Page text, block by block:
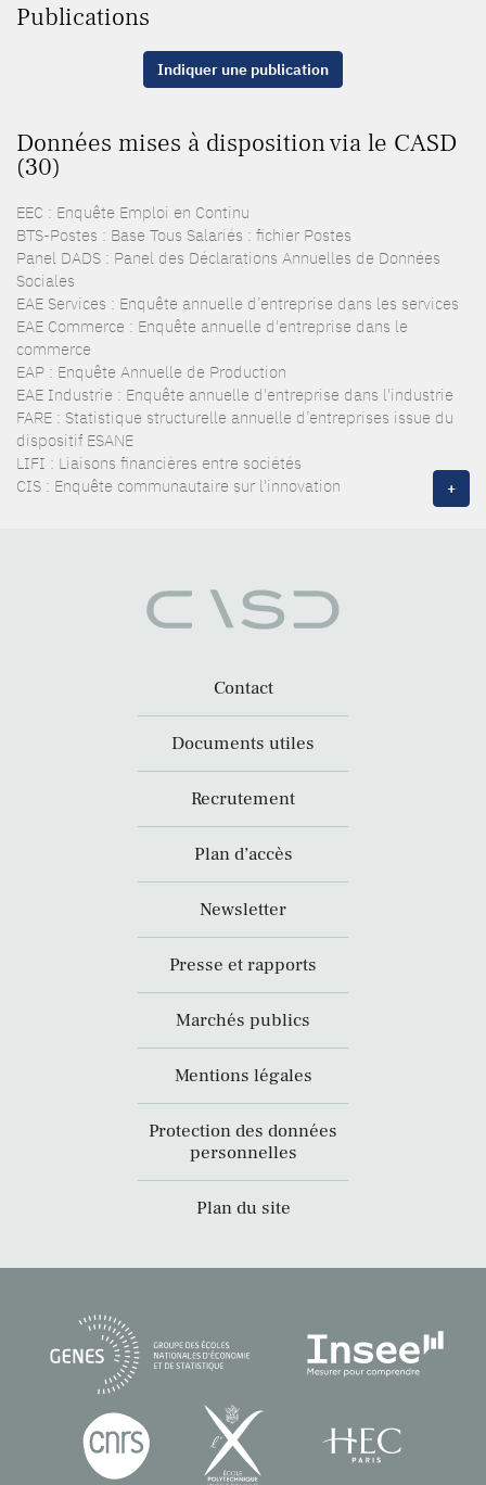
Publications
Indiquer une publication
Données mises à disposition via le CASD
(30)
EEC : Enquête Emploi en Continu
BTS-Postes : Base Tous Salariés : fichier Postes
Panel DADS : Panel des Déclarations Annuelles de Données
Sociales
EAE Services : Enquête annuelle d’entreprise dans les services
EAE Commerce : Enquête annuelle d'entreprise dans le
commerce
EAP : Enquête Annuelle de Production
EAE Industrie : Enquête annuelle d'entreprise dans l'industrie
FARE : Statistique structurelle annuelle d’entreprises issue du
dispositif ESANE
LIFI : Liaisons financières entre sociétés
CIS : Enquête communautaire sur l'innovation
+
Contact
Documents utiles
Recrutement
Plan d’accès
Newsletter
Presse et rapports
Marchés publics
Mentions légales
Protection des données
personnelles
Plan du site